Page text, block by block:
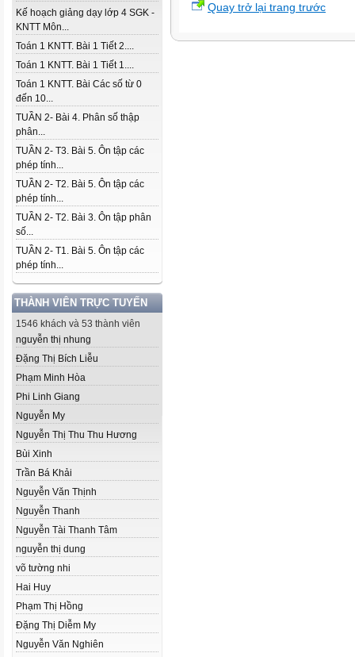
Kế hoạch giảng dạy lớp 4 SGK -
KNTT Môn...
Toán 1 KNTT. Bài 1 Tiết 2....
Toán 1 KNTT. Bài 1 Tiết 1....
Toán 1 KNTT. Bài Các số từ 0
đến 10...
TUẦN 2- Bài 4. Phân số thập
phân...
TUẦN 2- T3. Bài 5. Ôn tập các
phép tính...
TUẦN 2- T2. Bài 5. Ôn tập các
phép tính...
TUẦN 2- T2. Bài 3. Ôn tập phân
số...
TUẦN 2- T1. Bài 5. Ôn tập các
phép tính...
THÀNH VIÊN TRỰC TUYẾN
1546 khách và 53 thành viên
nguyễn thị nhung
Đặng Thị Bích Liễu
Phạm Minh Hòa
Phi Linh Giang
Nguyễn My
Nguyễn Thị Thu Thu Hương
Bùi Xinh
Trần Bá Khải
Nguyễn Văn Thịnh
Nguyễn Thanh
Nguyễn Tài Thanh Tâm
nguyễn thị dung
võ tường nhi
Hai Huy
Phạm Thị Hồng
Đặng Thị Diễm My
Nguyễn Văn Nghiên
Quay trở lại trang trước